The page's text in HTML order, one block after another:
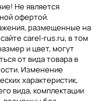
Не является
офертой.
размещенные на
carel-rus.ru, в том
и цвет, могут
от вида товара в
Изменение
характеристик,
вида, комплектации